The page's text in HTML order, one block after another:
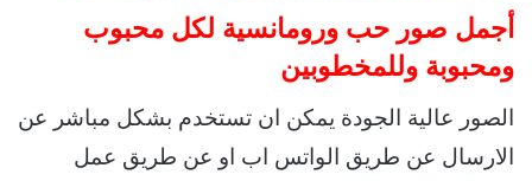
أجمل صور حب ورومانسية لكل محبوب
ومحبوبة وللمخطوبين
الصور عالية الجودة يمكن ان تستخدم بشكل مباشر عن
الارسال عن طريق الواتس اب او عن طريق عمل